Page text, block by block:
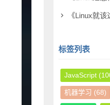
《Linux就该这么学
标签列表
JavaScript
机器学习 (68)